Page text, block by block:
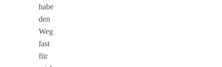
habe
den
Weg
fast
für